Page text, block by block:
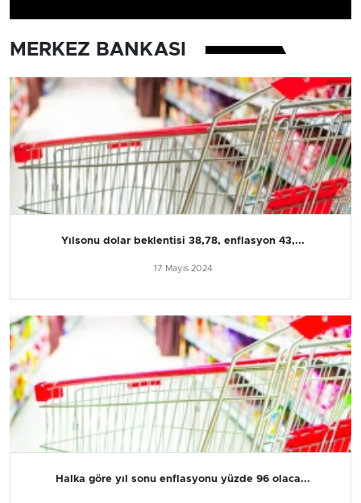
MERKEZ BANKASI
Yılsonu dolar beklentisi 38,78, enflasyon 43,...
17 Mayıs 2024
Halka göre yıl sonu enflasyonu yüzde 96 olaca...